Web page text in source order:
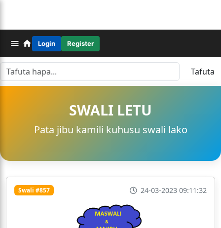
Login Register
Tafuta
SWALI LETU
Pata jibu kamili kuhusu swali lako
Swali #857 24-03-2023 09:11:32